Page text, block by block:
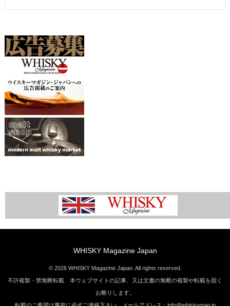
WHISKY Magazine Japan
© 2026 WHISKY Magazine Japan. All rights reserved.
不許複製・禁無断転載 本ウェブサイトの記事、又は文書の無断の複製や転載を固く
お断りします。